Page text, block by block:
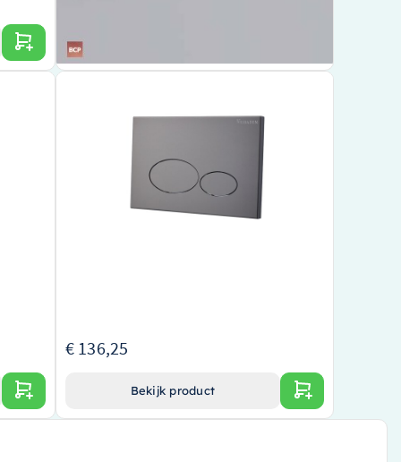
Inbouwreservoir Gunmetal – 32.4674
Stijlvolle drukplaat voor een moderne badkamer
Gemaakt van duurzaam gunmetal voor een unieke
en stoere look
Speciaal ontworpen voor de Wiesbaden X32
Inbouwreservoir
€ 136,25
Bekijk product